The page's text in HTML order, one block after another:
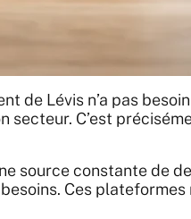
de Lévis n’a pas
secteur. C’est
source constante de
Ces plateformes